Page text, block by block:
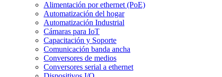
Alimentación por ethernet (PoE)
Automatización del hogar
Automatización Industrial
Cámaras para IoT
Capacitación y Soporte
Comunicación banda ancha
Conversores de medios
Conversores serial a ethernet